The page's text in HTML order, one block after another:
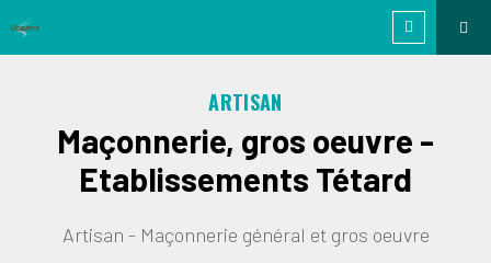
ARTISAN
Maçonnerie, gros oeuvre -
Etablissements Tétard
Artisan - Maçonnerie général et gros oeuvre